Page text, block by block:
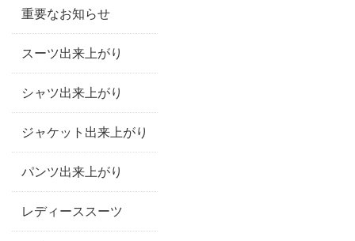
重要なお知らせ
スーツ出来上がり
シャツ出来上がり
ジャケット出来上がり
パンツ出来上がり
レディーススーツ